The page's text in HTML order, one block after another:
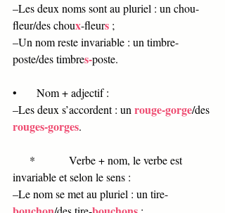
–Les deux noms sont au pluriel : un chou-
fleur/des choux-fleurs ;
–Un nom reste invariable : un timbre-
poste/des timbres-poste.
•       Nom + adjectif :
–Les deux s’accordent : un rouge-gorge/des
rouges-gorges.
invariable et selon le sens :
–Le nom se met au pluriel : un tire-